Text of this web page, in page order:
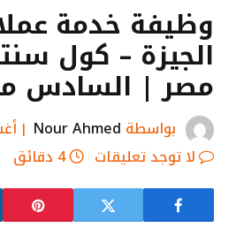
وظيفة خدمة
الجيزة – كول
مصر | السادس
بواسطة Nour Ahmed
لا توجد تعليقات
4 دقائق